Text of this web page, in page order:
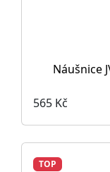
Náušnice
565 Kč
TOP